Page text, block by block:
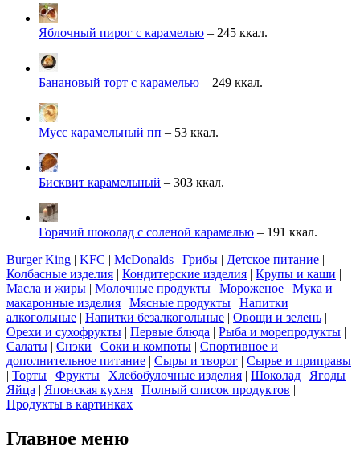
Яблочный пирог с карамелью – 245 ккал.
Банановый торт с карамелью – 249 ккал.
Мусс карамельный пп – 53 ккал.
Бисквит карамельный – 303 ккал.
Горячий шоколад с соленой карамелью – 191 ккал.
Burger King | KFC | McDonalds | Грибы | Детское питание |
Колбасные изделия | Кондитерские изделия | Крупы и каши |
Масла и жиры | Молочные продукты | Мороженое | Мука и
макаронные изделия | Мясные продукты | Напитки
алкогольные | Напитки безалкогольные | Овощи и зелень |
Орехи и сухофрукты | Первые блюда | Рыба и морепродукты |
Салаты | Снэки | Соки и компоты | Спортивное и
дополнительное питание | Сыры и творог | Сырье и приправы
| Торты | Фрукты | Хлебобулочные изделия | Шоколад | Ягоды |
Яйца | Японская кухня | Полный список продуктов |
Продукты в картинках
Главное меню